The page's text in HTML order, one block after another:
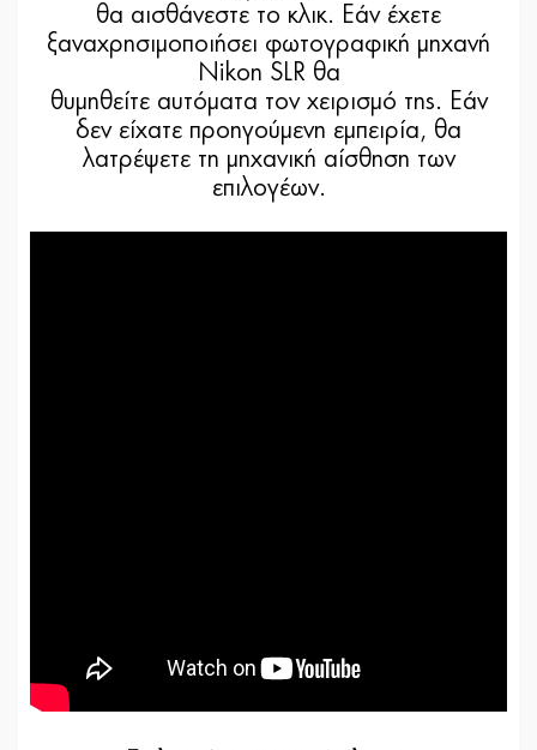
θα αισθάνεστε το κλικ. Εάν έχετε
ξαναχρησιμοποιήσει φωτογραφική μηχανή
Nikon SLR θα
θυμηθείτε αυτόματα τον χειρισμό της. Εάν
δεν είχατε προηγούμενη εμπειρία, θα
λατρέψετε τη μηχανική αίσθηση των
επιλογέων.